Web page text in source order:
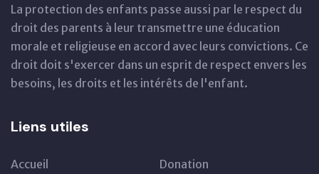
La protection des enfants passe aussi par le respect du
droit des parents à leur transmettre une éducation
morale et religieuse en accord avec leurs convictions. Ce
droit doit s'exercer dans un esprit de respect envers les
besoins, les droits et les intérêts de l'enfant.
Liens utiles
Accueil
Donation